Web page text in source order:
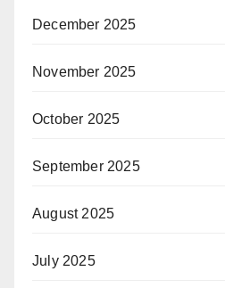
December 2025
November 2025
October 2025
September 2025
August 2025
July 2025